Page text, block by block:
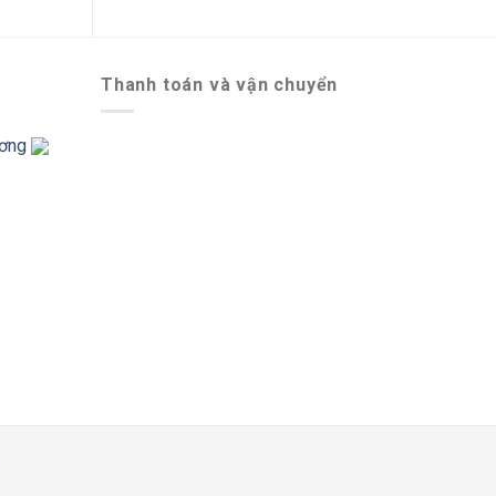
Thanh toán và vận chuyển